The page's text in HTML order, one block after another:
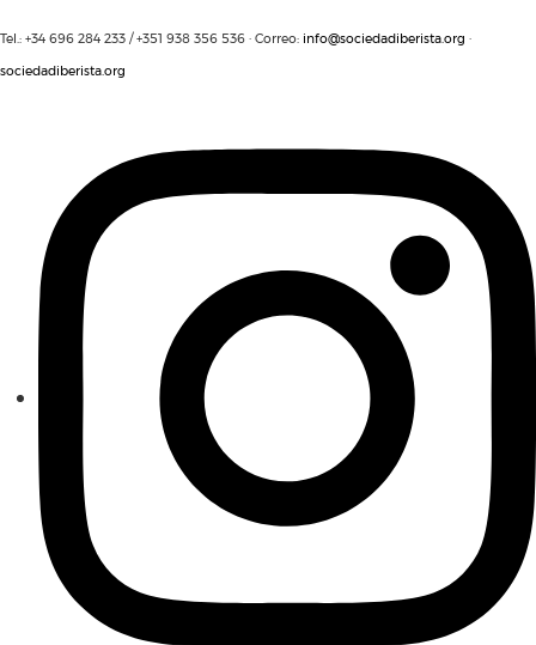
Tel.: +34 696 284 233 / +351 938 356 536 · Correo: info@sociedadiberista.org ·
sociedadiberista.org